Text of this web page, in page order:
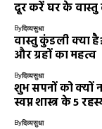
दूर करें घर के वास्तु
Byदिव्यसुधा
वास्तु कुंडली क्या
और ग्रहों का महत्व
Byदिव्यसुधा
शुभ सपनों को क्यों
स्वप्न शास्त्र के 5
Byदिव्यसुधा